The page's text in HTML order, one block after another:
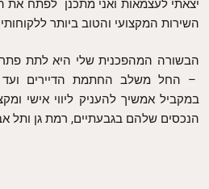
יצאתי לעצמאות ואני מתכנן לפתח
השירות המקצועי והטוב ביותר
הבשורה המהפכנית שלי היא לתת פתרון
– החל משלב החתמת הדיירים ועד
במקביל אמשיך להעניק ליווי אישי
הנכסים שלהם בגבעתיים, רמת גן ותל